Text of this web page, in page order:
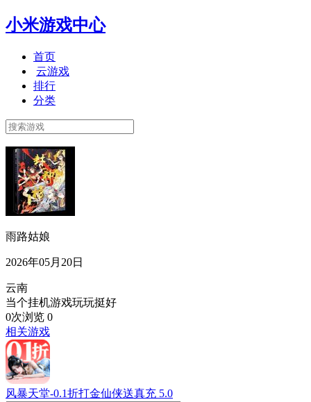
小米游戏中心
首页
云游戏
排行
分类
雨路姑娘
2026年05月20日
云南
当个挂机游戏玩玩挺好
0次浏览 0
相关游戏
风暴天堂-0.1折打金仙侠送真充 5.0